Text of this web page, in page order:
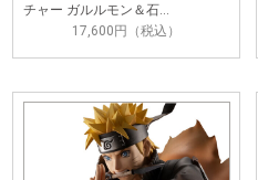
チャー ガルルモン＆石…
17,600円（税込）